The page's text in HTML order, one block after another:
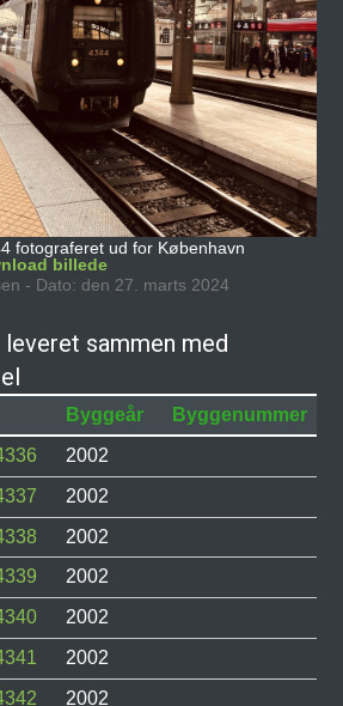
fotograferet ud for København
billede
- Dato: den 27. marts 2024
leveret sammen med
Byggeår Byggenummer
2002
2002
2002
2002
2002
2002
2002